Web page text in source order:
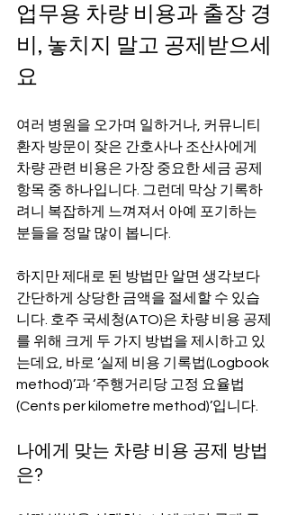
업무용 차량 비용과 출장 경
비, 놓치지 말고 공제받으세
요
여러 병원을 오가며 일하거나, 커뮤니티
환자 방문이 잦은 간호사나 조산사에게
차량 관련 비용은 가장 중요한 세금 공제
항목 중 하나입니다. 그런데 막상 기록하
려니 복잡하게 느껴져서 아예 포기하는
분들을 정말 많이 봅니다.
하지만 제대로 된 방법만 알면 생각보다
간단하게 상당한 금액을 절세할 수 있습
니다. 호주 국세청(ATO)은 차량 비용 공제
를 위해 크게 두 가지 방법을 제시하고 있
는데요, 바로 ‘실제 비용 기록법(Logbook
method)’과 ‘주행거리당 고정 요율법
(Cents per kilometre method)’입니다.
나에게 맞는 차량 비용 공제 방법
은?